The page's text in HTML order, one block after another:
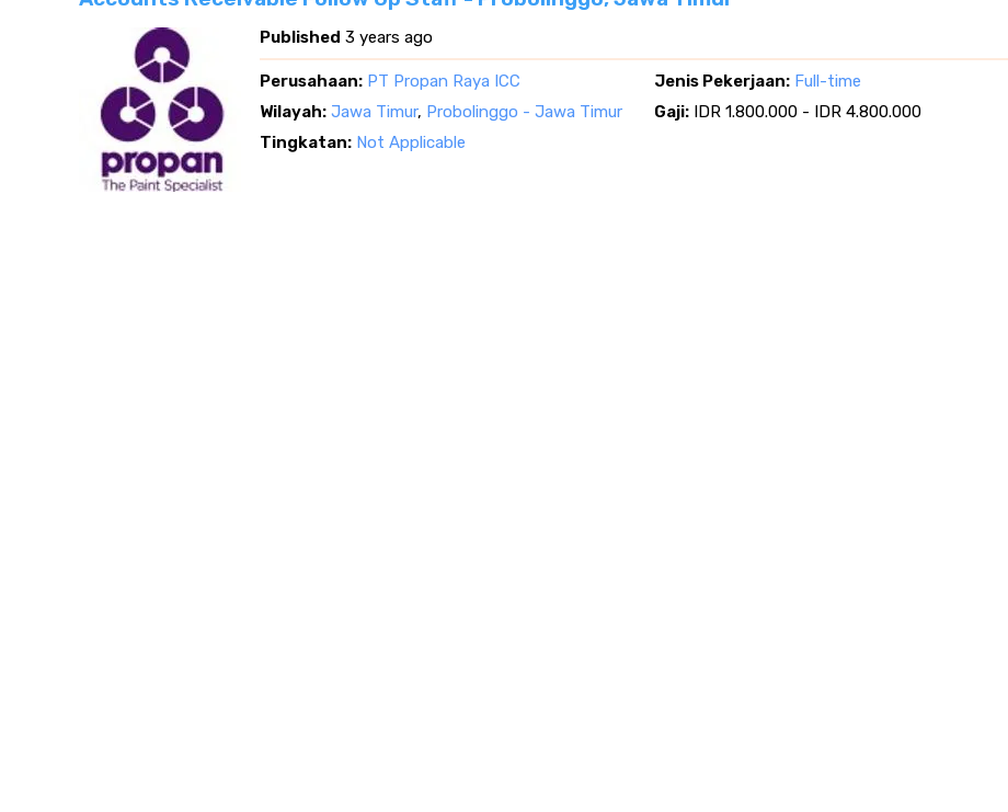
Published 3 years ago
Perusahaan: PT Propan Raya ICC Jenis Pekerjaan: Full-time
Wilayah: Jawa Timur, Probolinggo - Jawa Timur Gaji: IDR 1.800.000 - IDR 4.800.000
Tingkatan: Not Applicable